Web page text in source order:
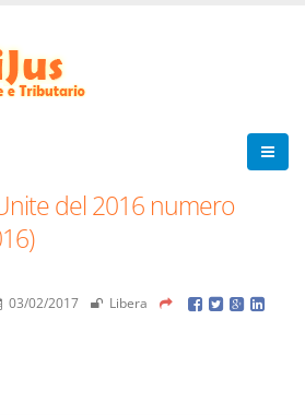
del 2016 numero
03/02/2017 Libera